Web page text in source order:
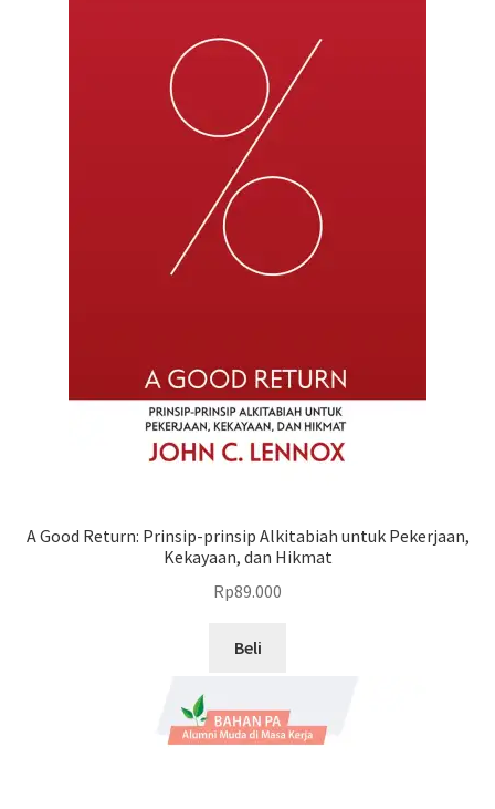
A Good Return: Prinsip-prinsip Alkitabiah untuk Pekerjaan,
Kekayaan, dan Hikmat
Rp89.000
Beli